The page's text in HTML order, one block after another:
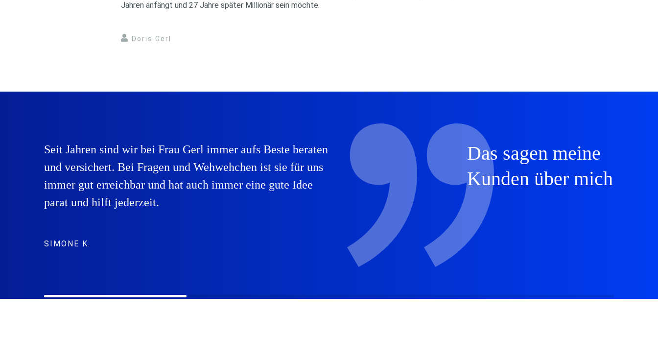
Jahren anfängt und 27 Jahre später Millionär sein möchte.
Doris Gerl
Das sagen meine
Kunden über mich
Seit Jahren sind wir bei Frau Gerl immer aufs Beste beraten
und versichert. Bei Fragen und Wehwehchen ist sie für uns
immer gut erreichbar und hat auch immer eine gute Idee
parat und hilft jederzeit.
SIMONE K.